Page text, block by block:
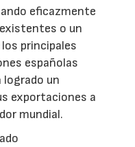
eficazmente
o un
principales
españolas
logrado un
exportaciones a
mundial.